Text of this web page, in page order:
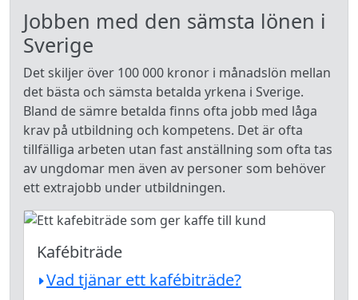
Jobben med den sämsta lönen i
Sverige
Det skiljer över 100 000 kronor i månadslön mellan
det bästa och sämsta betalda yrkena i Sverige.
Bland de sämre betalda finns ofta jobb med låga
krav på utbildning och kompetens. Det är ofta
tillfälliga arbeten utan fast anställning som ofta tas
av ungdomar men även av personer som behöver
ett extrajobb under utbildningen.
Kafébiträde
Vad tjänar ett kafébiträde?